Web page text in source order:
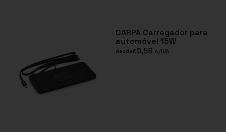
CARPA Carregador para
automóvel 15W
desde€9,58 s/IVA